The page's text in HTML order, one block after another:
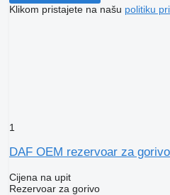
Klikom pristajete na našu politiku
1
DAF OEM rezervoar za
Cijena na upit
Rezervoar za gorivo